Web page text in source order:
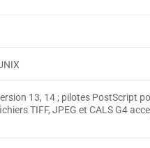
13, 14 ; pilotes PostScript
TIFF, JPEG et CALS G4